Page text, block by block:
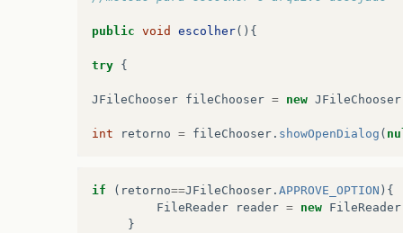
public void escolher(){
try {
JFileChooser fileChooser = new JFileChooser
int retorno = fileChooser. showOpenDialog (
if ( retorno==JFileChooser. APPROVE_OPTION ){
FileReader
reader = new FileReader
}